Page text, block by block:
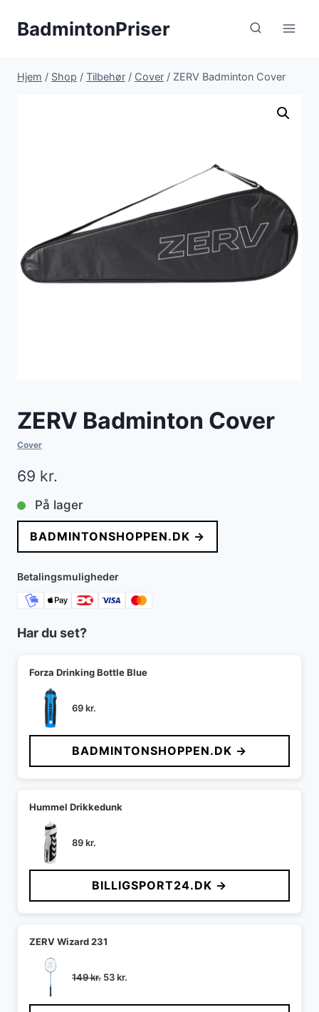
BadmintonPriser
Hjem / Shop / Tilbehør / Cover / ZERV Badminton Cover
ZERV Badminton Cover
Cover
69 kr.
På lager
BADMINTONSHOPPEN.DK →
Betalingsmuligheder
Har du set?
Forza Drinking Bottle Blue
69kr.
BADMINTONSHOPPEN.DK →
Hummel Drikkedunk
89kr.
BILLIGSPORT24.DK →
ZERV Wizard 231
149kr. Den
pris
53kr.
pris